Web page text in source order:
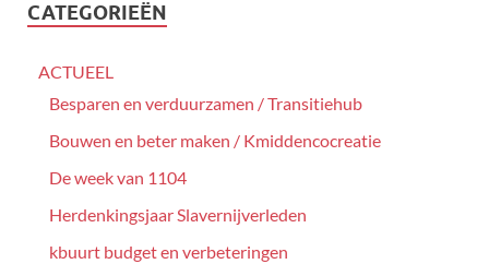
CATEGORIEËN
ACTUEEL
Besparen en verduurzamen / Transitiehub
Bouwen en beter maken / Kmiddencocreatie
De week van 1104
Herdenkingsjaar Slavernijverleden
kbuurt budget en verbeteringen